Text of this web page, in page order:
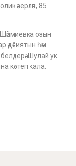
әзерләп, 85
озын
әдәбиятын һәм
белдерә. Шулай ук
көтеп кала.